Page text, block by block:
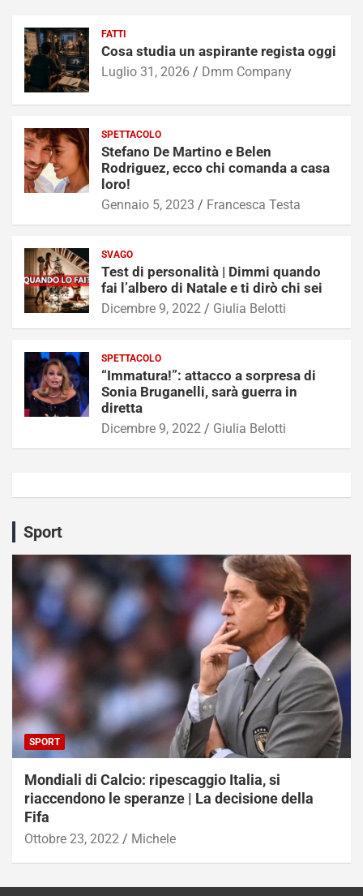
FATTI
Cosa studia un aspirante regista oggi
Luglio 31, 2026 Dmm Company
SPETTACOLO
Stefano De Martino e Belen
Rodriguez, ecco chi comanda a casa
loro!
Gennaio 5, 2023 Francesca Testa
SVAGO
Test di personalità | Dimmi quando
fai l’albero di Natale e ti dirò chi sei
Dicembre 9, 2022 Giulia Belotti
SPETTACOLO
“Immatura!”: attacco a sorpresa di
Sonia Bruganelli, sarà guerra in
diretta
Dicembre 9, 2022 Giulia Belotti
Sport
SPORT
Mondiali di Calcio: ripescaggio Italia, si
riaccendono le speranze | La decisione della
Fifa
Ottobre 23, 2022 Michele